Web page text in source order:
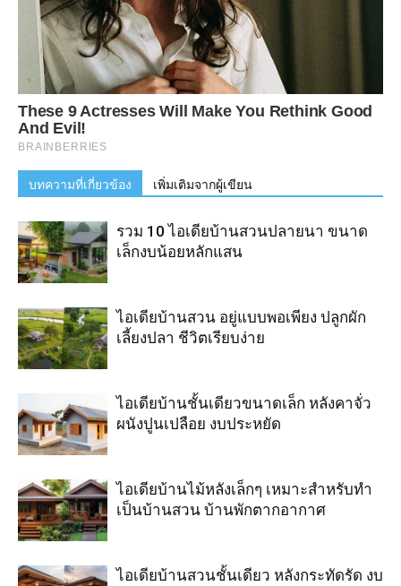
บทความที่เกี่ยวข้อง เพิ่มเติมจากผู้เขียน
รวม 10 ไอเดียบ้านสวนปลายนา ขนาด
เล็กงบน้อยหลักแสน
ไอเดียบ้านสวน อยู่แบบพอเพียง ปลูกผัก
เลี้ยงปลา ชีวิตเรียบง่าย
ไอเดียบ้านชั้นเดียวขนาดเล็ก หลังคาจั่ว
ผนังปูนเปลือย งบประหยัด
ไอเดียบ้านไม้หลังเล็กๆ เหมาะสำหรับทำ
เป็นบ้านสวน บ้านพักตากอากาศ
ไอเดียบ้านสวนชั้นเดียว หลังกระทัดรัด งบ